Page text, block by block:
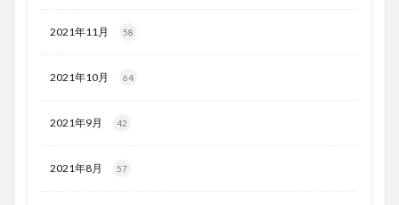
2021年11月 58
2021年10月 64
2021年9月 42
2021年8月 57